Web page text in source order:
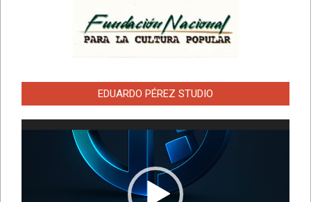
EDUARDO PÉREZ STUDIO
Reproductor